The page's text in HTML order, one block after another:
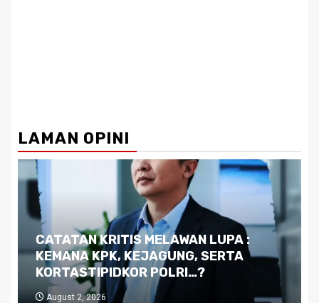
LAMAN OPINI
Dilema Kaltim di Tengah Krisis:
Kutukan Sumber Daya Alam dan
Pemimpin yang Tak Kreatif
July 29, 2026